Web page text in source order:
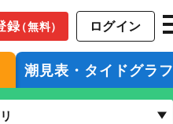
録（無料） ログイン
潮見表・タイドグラフ